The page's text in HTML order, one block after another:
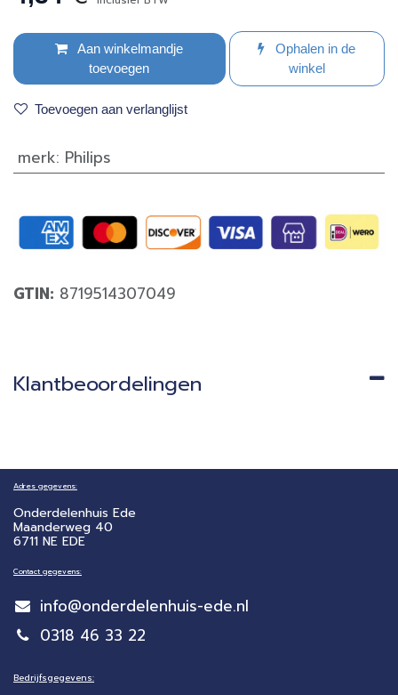
Aan winkelmandje
toevoegen
Ophalen in de
winkel
Toevoegen aan verlanglijst
merk: Philips
GTIN: 8719514307049
Klantbeoordelingen
Adres gegevens:
Onderdelenhuis Ede
Maanderweg 40
6711 NE EDE
Contact gegevens:
info@onderdelenhuis-ede.nl
0318 46 33 22
Bedrijfsgegevens: